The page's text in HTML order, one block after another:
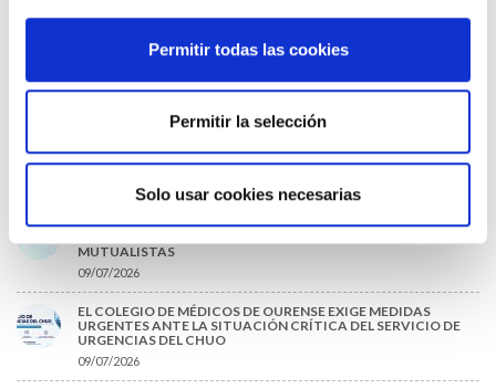
Permitir todas las cookies
Permitir la selección
Solo usar cookies necesarias
28/07/2026
EL COLEGIO MÉDICO DE OURENSE CONVOCA EL I CERTAMEN
(MIR)
TRÁFICO SUPRIME LAS EXENCIONES MÉDICAS PARA EL USO
DEL CASCO Y DEL CINTURÓN DE SEGURIDAD
EL AUMENTO DE PRIMAS A MUFACE NO MEJORA LAS
MUTUALISTAS
09/07/2026
EL COLEGIO DE MÉDICOS DE OURENSE EXIGE MEDIDAS
URGENTES ANTE LA SITUACIÓN CRÍTICA DEL SERVICIO DE
URGENCIAS DEL CHUO
09/07/2026